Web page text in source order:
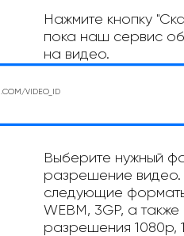
Нажмите кнопку
пока наш сервис
на видео.
Выберите нужный
разрешение видео.
следующие
WEBM, 3GP, а
разрешения 1080p,